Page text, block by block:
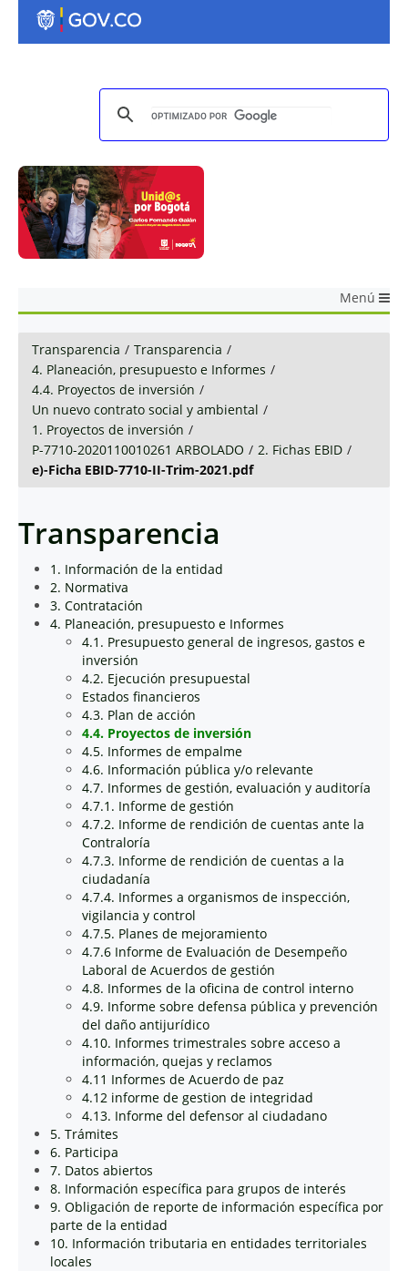
Menú
Transparencia / Transparencia /
4. Planeación, presupuesto e Informes /
4.4. Proyectos de inversión /
Un nuevo contrato social y ambiental /
1. Proyectos de inversión /
P-7710-2020110010261 ARBOLADO / 2. Fichas EBID /
e)-Ficha EBID-7710-II-Trim-2021.pdf
Transparencia
1. Información de la entidad
2. Normativa
3. Contratación
4. Planeación, presupuesto e Informes
4.1. Presupuesto general de ingresos, gastos e
inversión
4.2. Ejecución presupuestal
Estados financieros
4.3. Plan de acción
4.4. Proyectos de inversión
4.5. Informes de empalme
4.6. Información pública y/o relevante
4.7. Informes de gestión, evaluación y auditoría
4.7.1. Informe de gestión
4.7.2. Informe de rendición de cuentas ante la
Contraloría
4.7.3. Informe de rendición de cuentas a la
ciudadanía
4.7.4. Informes a organismos de inspección,
vigilancia y control
4.7.5. Planes de mejoramiento
4.7.6 Informe de Evaluación de Desempeño
Laboral de Acuerdos de gestión
4.8. Informes de la oficina de control interno
4.9. Informe sobre defensa pública y prevención
del daño antijurídico
4.10. Informes trimestrales sobre acceso a
información, quejas y reclamos
4.11 Informes de Acuerdo de paz
4.12 informe de gestion de integridad
4.13. Informe del defensor al ciudadano
5. Trámites
6. Participa
7. Datos abiertos
8. Información específica para grupos de interés
9. Obligación de reporte de información específica por
parte de la entidad
10. Información tributaria en entidades territoriales
locales